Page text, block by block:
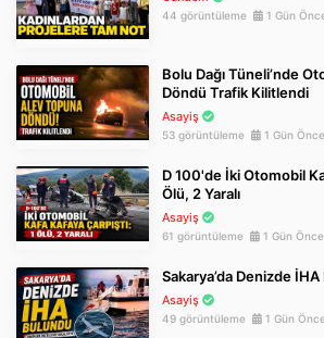
44 görüntüleme 1 Gün
Bolu Dağı Tüneli’nde
Döndü Trafik Kilitlendi
Asayiş
53 görüntüleme 1 Gün Önce
D 100'de İki Otomobil
Ölü, 2 Yaralı
Asayiş
61 görüntüleme 1 Gün Önce
Sakarya’da Denizde
Asayiş
49 görüntüleme 1 Gün Önce